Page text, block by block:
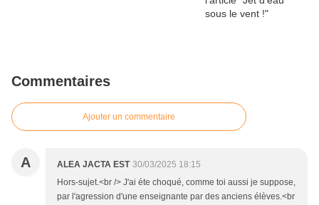
Commentaires
Ajouter un commentaire
A ALEA JACTA EST 30/03/2025 18:15
Hors-sujet.<br /> J'ai éte choqué, comme toi aussi je suppose,
par l'agression d'une enseignante par des anciens élèves.<br